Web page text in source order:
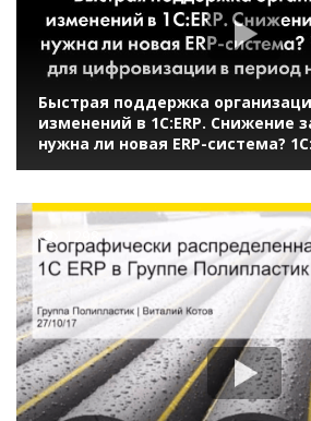
Быстрая поддержка
изменений в 1С:ERP. Снижение
нужна ли новая ERP-система?
2020 г., Кислов Алексей, "1С")
1298